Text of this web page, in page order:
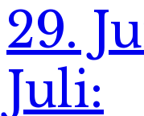
29.
Juli: